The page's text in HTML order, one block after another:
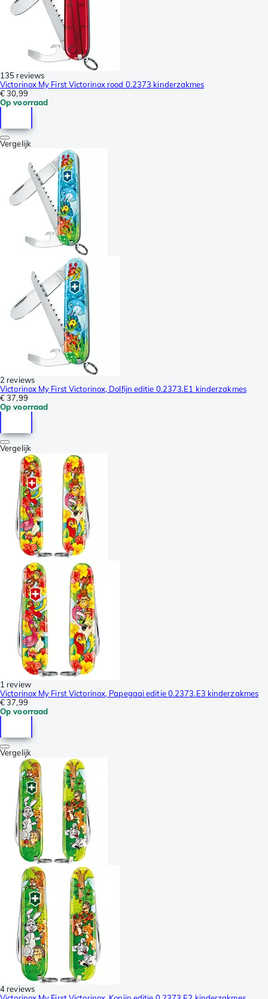
135 reviews
Victorinox My First Victorinox rood 0.2373 kinderzakmes
€ 30,99
Op voorraad
Vergelijk
2 reviews
Victorinox My First Victorinox, Dolfijn editie 0.2373.E1 kinderzakmes
€ 37,99
Op voorraad
Vergelijk
1 review
Victorinox My First Victorinox, Papegaai editie 0.2373.E3 kinderzakmes
€ 37,99
Op voorraad
Vergelijk
4 reviews